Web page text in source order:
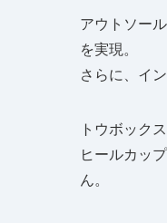
アウトソー
を実現。
さらに、イ
トウボック
ヒールカッ
ん。